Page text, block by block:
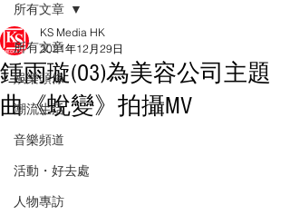
所有文章
娛樂頭條
潮流生活
音樂頻道
活動・好去處
人物專訪
所有文章
鍾雨璇(O3)為美容公司主題
曲《蛻變》拍攝MV
KS Media HK
2021年12月29日